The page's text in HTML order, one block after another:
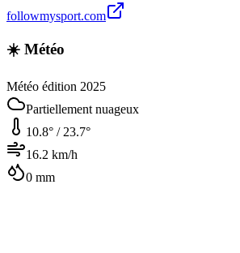
followmysport.com
☀️ Météo
Météo édition 2025
Partiellement nuageux
10.8° / 23.7°
16.2 km/h
0 mm